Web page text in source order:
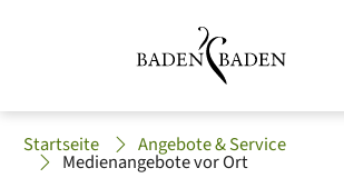
Startseite Angebote & Service
Medienangebote vor Ort